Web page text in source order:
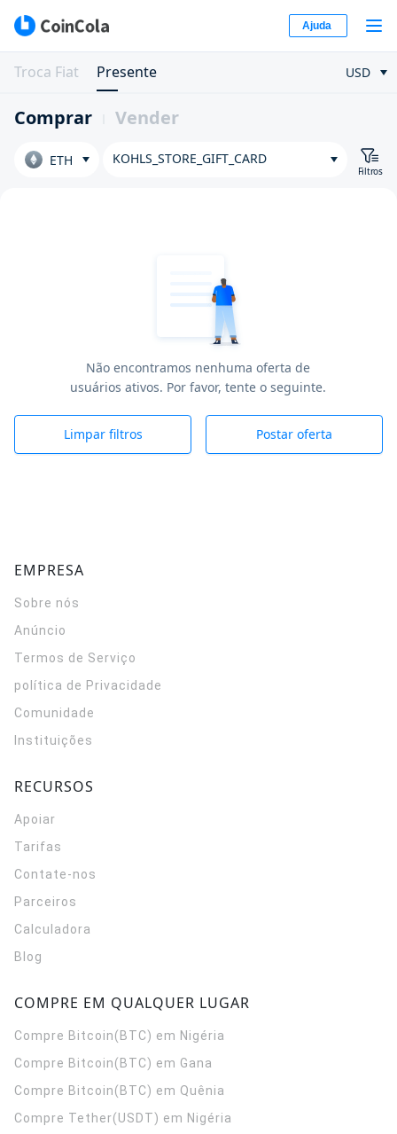
Ajuda
Troca Fiat Presente USD
Comprar Vender
ETH KOHLS_STORE_GIFT_CARD
Filtros
Não encontramos nenhuma oferta de
usuários ativos. Por favor, tente o seguinte.
Limpar filtros Postar oferta
EMPRESA
Sobre nós
Anúncio
Termos de Serviço
política de Privacidade
Comunidade
Instituições
RECURSOS
Apoiar
Tarifas
Contate-nos
Parceiros
Calculadora
Blog
COMPRE EM QUALQUER LUGAR
Compre Bitcoin(BTC) em Nigéria
Compre Bitcoin(BTC) em Gana
Compre Bitcoin(BTC) em Quênia
Compre Tether(USDT) em Nigéria